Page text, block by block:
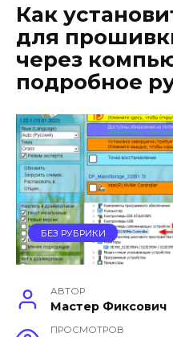
Как
для
через
подробное
БЕЗ РУБРИКИ
АВТОР
Мастер Фиксович
ПРОСМОТРОВ